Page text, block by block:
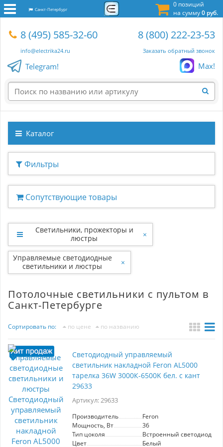
0 позиций
на сумму0 руб.
Санкт-Петербург
8 (495) 585-32-60
info@electrika24.ru
8 (800) 222-23-53
Заказать обратный звонок
Telegram! Max!
Каталог
Фильтры
Сопутствующие товары
Светильники, прожекторы и
люстры
×
Управляемые светодиодные
светильники и люстры
×
Потолочные светильники с пультом в
Санкт-Петербурге
Сортировать по: по цене по названию
Светодиодный управляемый
светильник накладной Feron AL5000
тарелка 36W 3000К-6500K бел. с кант
29633
Артикул: 29633
Производитель
Feron
Мощность, Вт
36
Тип цоколя
Встроенный светодиод
Цвет
Белый